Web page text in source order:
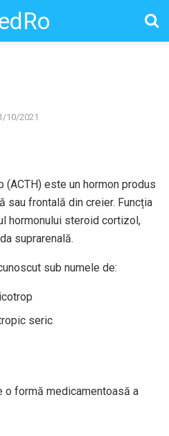
10/2021
(ACTH) este un hormon produs
sau frontală din creier. Funcția
hormonului steroid cortizol,
suprarenală.
sub numele de:
seric
o formă medicamentoasă a